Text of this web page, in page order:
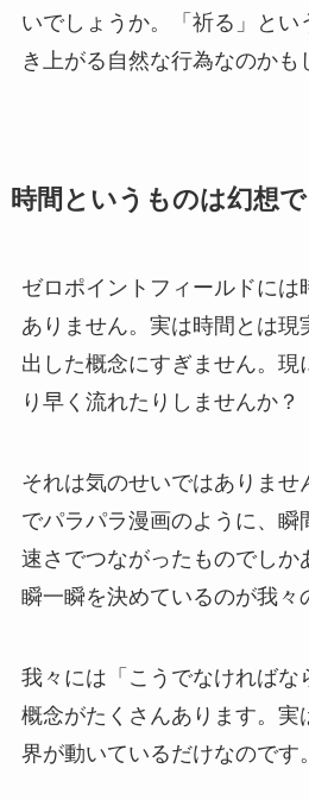
いでしょうか。「祈る」とい
き上がる自然な行為なのかも
時間というものは幻想
ゼロポイントフィールドには
ありません。実は時間とは現
出した概念にすぎません。現
り早く流れたりしませんか？
それは気のせいではありませ
でパラパラ漫画のように、瞬
速さでつながったものでしか
瞬一瞬を決めているのが我々
我々には「こうでなければな
概念がたくさんあります。実
界が動いているだけなのです。